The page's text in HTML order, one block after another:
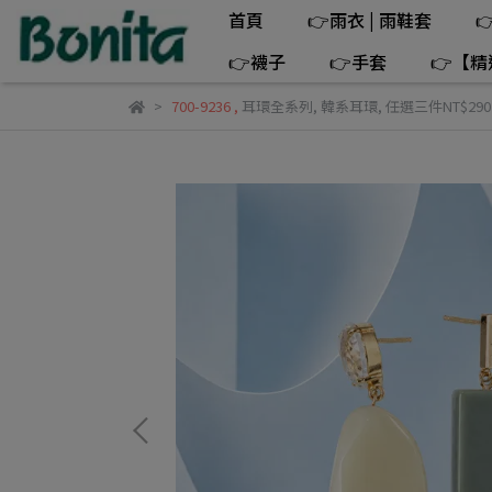
首頁 👉雨衣 | 雨鞋套
👉襪子
👉手套 👉【精
700-9236, 耳環全系列, 韓系耳環, 任選三件